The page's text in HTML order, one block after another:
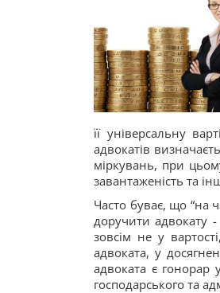
її універсальну
адвокатів
міркувань, при
завантаженість та
Часто буває, що “на
доручити адвокату
зовсім не у
адвоката, у
адвоката ​є гонорар
господарського та